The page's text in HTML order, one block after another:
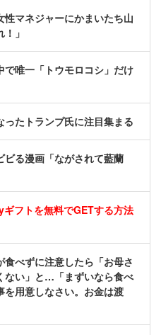
性マネジャーにかまいたち山
」
で唯一「トウモロコシ」だけ
ったトランプ氏に注目集まる
ビる漫画「ながされて藍蘭
フトを無料でGETする方法
食べずに注意したら「お母さ
ない」と…「まずいなら食べ
用意しなさい。お金は渡